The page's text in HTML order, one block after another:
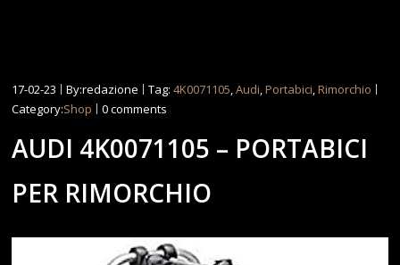
17-02-23 By:redazione Tag:4K0071105,Audi,Portabici,Rimorchio
Category:Shop 0 comments
AUDI 4K0071105 – PORTABICI
PER RIMORCHIO